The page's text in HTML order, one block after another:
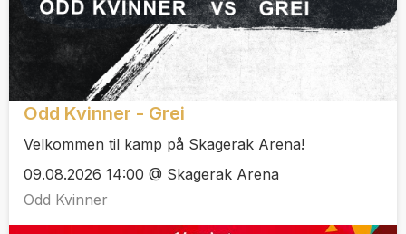
Odd Kvinner - Grei
Velkommen til kamp på Skagerak Arena!
09.08.2026 14:00 @ Skagerak Arena
Odd Kvinner